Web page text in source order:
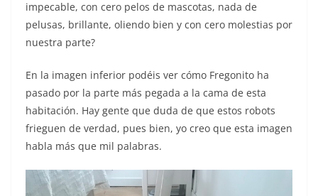
impecable, con cero pelos de mascotas, nada de
pelusas, brillante, oliendo bien y con cero molestias por
nuestra parte?
En la imagen inferior podéis ver cómo Fregonito ha
pasado por la parte más pegada a la cama de esta
habitación. Hay gente que duda de que estos robots
frieguen de verdad, pues bien, yo creo que esta imagen
habla más que mil palabras.